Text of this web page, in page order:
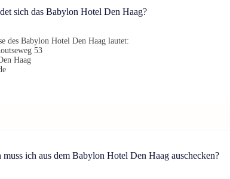
sich das Babylon Hotel Den Haag?
des Babylon Hotel Den Haag lautet:
53
Haag
ich aus dem Babylon Hotel Den Haag auschecken?